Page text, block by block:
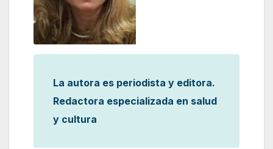
La autora es periodista y editora.
Redactora especializada en salud
y cultura